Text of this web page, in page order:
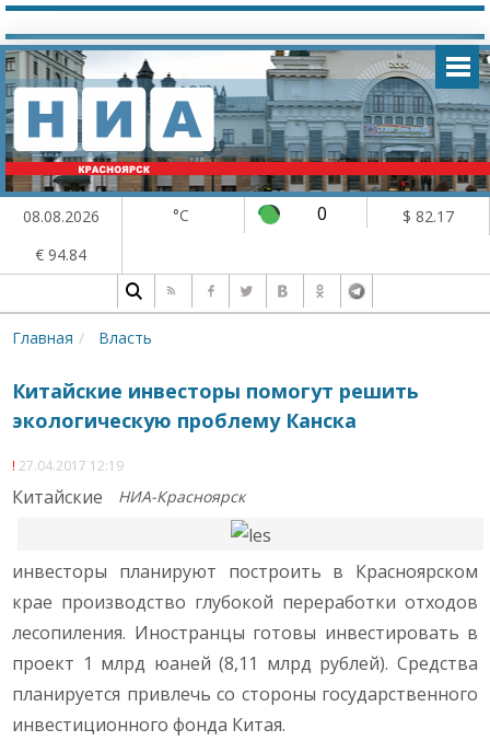
08.08.2026 °C 0
$ 82.17
€ 94.84
Главная Власть
Китайские инвесторы помогут решить
экологическую проблему Канска
27.04.2017 12:19
НИА-Красноярск
Китайские
инвесторы планируют построить в Красноярском
крае производство глубокой переработки отходов
лесопиления. Иностранцы готовы инвестировать в
проект 1 млрд юаней (8,11 млрд рублей). Средства
планируется привлечь со стороны государственного
инвестиционного фонда Китая.